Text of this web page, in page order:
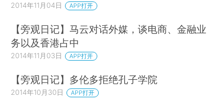
2014年11月04日 APP打开
【旁观日记】马云对话外媒，谈电商、金融业
务以及香港占中
2014年11月03日 APP打开
【旁观日记】多伦多拒绝孔子学院
2014年10月30日 APP打开